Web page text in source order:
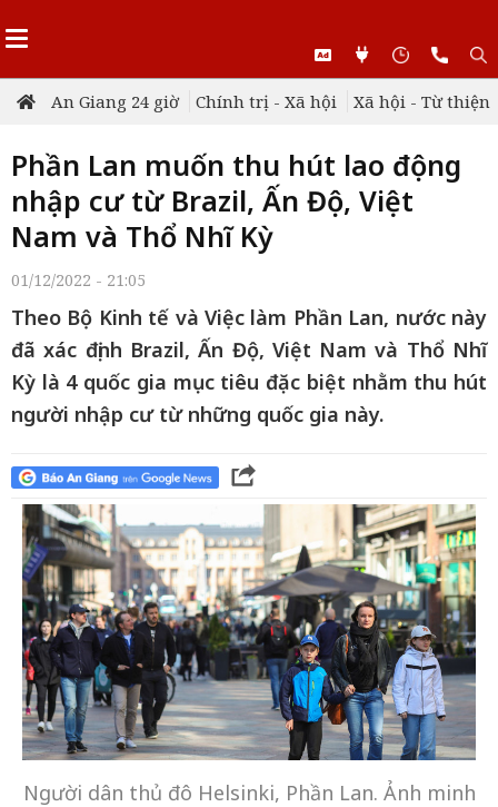
An Giang 24 giờ Chính trị - Xã hội Xã hội - Từ thiện
Phần Lan muốn thu hút lao động
nhập cư từ Brazil, Ấn Độ, Việt
Nam và Thổ Nhĩ Kỳ
01/12/2022 - 21:05
Theo Bộ Kinh tế và Việc làm Phần Lan, nước này
đã xác định Brazil, Ấn Độ, Việt Nam và Thổ Nhĩ
Kỳ là 4 quốc gia mục tiêu đặc biệt nhằm thu hút
người nhập cư từ những quốc gia này.
Người dân thủ đô Helsinki, Phần Lan. Ảnh minh